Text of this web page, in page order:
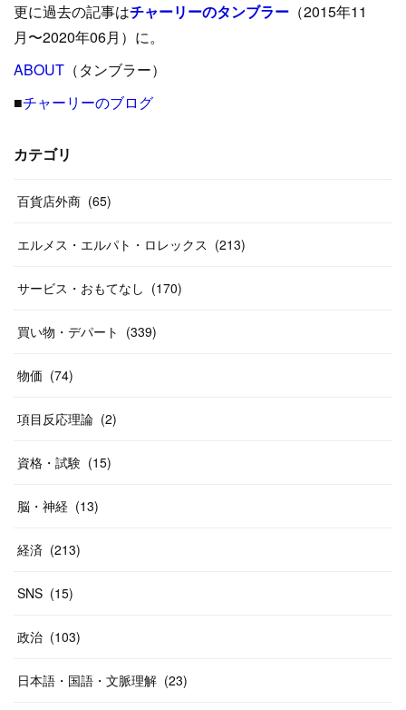
( 15
(24)
(8 )
(17
(12)
)
(12)
19)
(13
(14)
(33 )
(26)
27)
(29
(24)
(26
(31)
(31)
31
(26
(20)
(14
(46
(39)
( 23)
40
(55
(38)
(20
(31
58)
10
(24)
( 42)
(33
(46)
(20
更に過去の記事はチャーリーのタンブラー （2015年11
月〜2020年06月）に。
ABOUT （タンブラー）
■チャーリーのブログ
カテゴリ
百貨店外商 (65)
エルメス・エルパト・ロレックス (213)
サービス・おもてなし (170)
買い物・デパート (339)
物価 (74)
項目反応理論 (2)
資格・試験 (15)
脳・神経 (13)
経済 (213)
SNS (15)
政治 (103)
日本語・国語・文脈理解 (23)